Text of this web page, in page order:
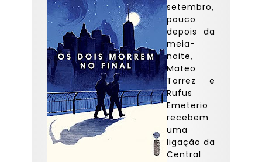
setembro,
pouco
depois da
meia-
noite,
Mateo
Torrez e
Rufus
Emeterio
recebem
uma
ligação da
Central